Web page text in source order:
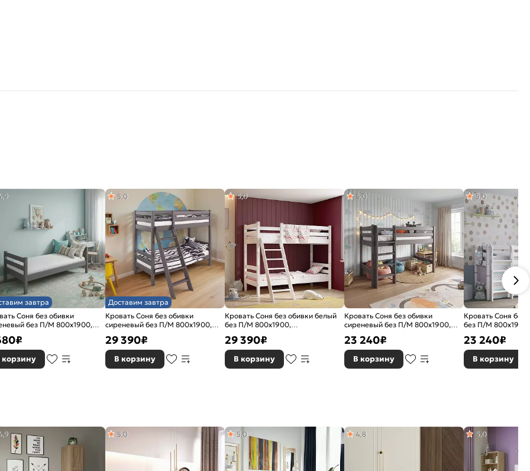
завтра
Соня без обивки
без П/М 800x1900,
жесткое
₽
корзину
Доставим завтра
Кровать Соня без обивки
сиреневый без П/М 800x1900,
изголовье жесткое
5,0
29 390₽
В корзину
Кровать Соня без обивки белый
без П/М 800x1900,
изголовье жесткое
5,0
29 390₽
В корзину
Кровать Соня без обивки
сиреневый без П/М 800x1900,
изголовье жесткое
5,0
23 240₽
В корзину
Кровать Соня без
без П/М 800x1900,
изголовье жесткое
5,0
23 240₽
В корзину
5,0 5,0 4,8 5,0